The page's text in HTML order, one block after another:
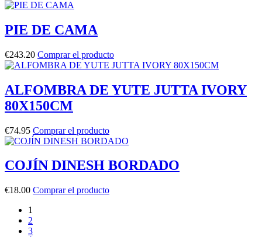
PIE DE CAMA
€243.20 Comprar el producto
ALFOMBRA DE YUTE JUTTA IVORY
80X150CM
€74.95 Comprar el producto
COJÍN DINESH BORDADO
€18.00 Comprar el producto
1
2
3